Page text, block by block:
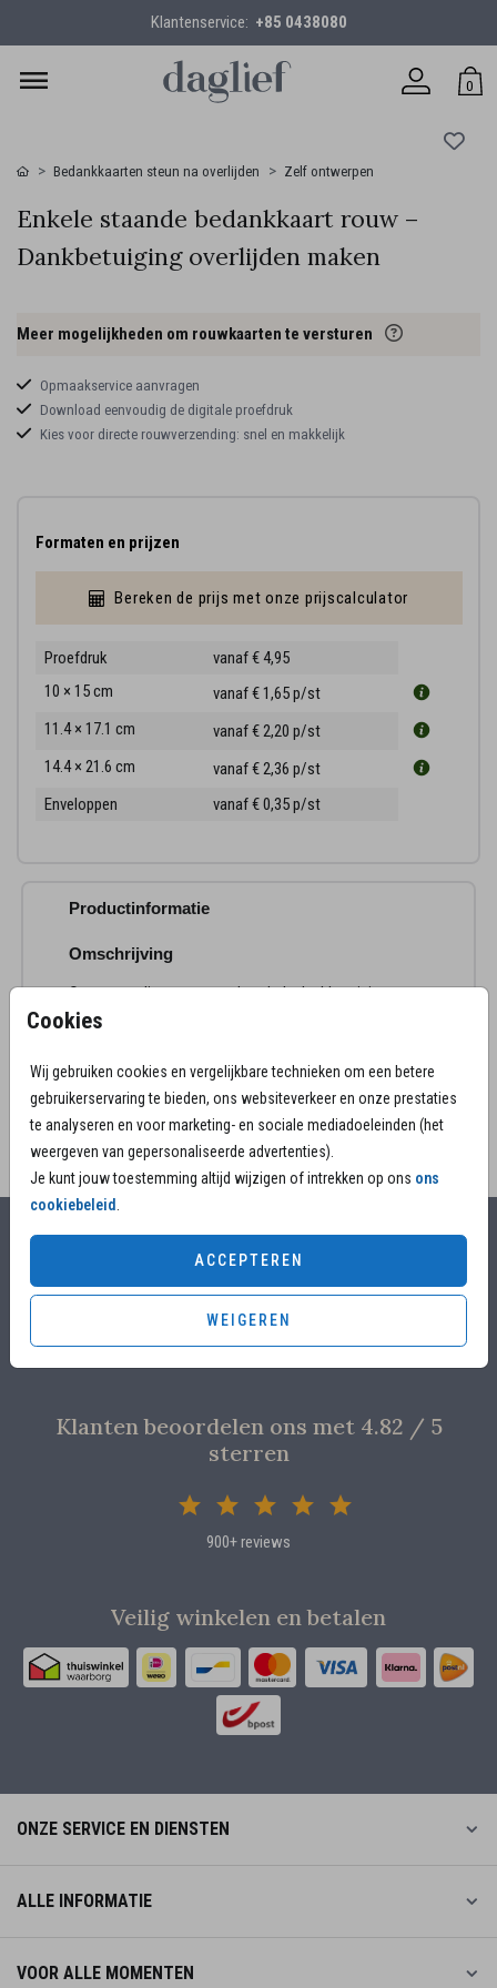
Klantenservice: +85 0438080
0
Cookies
Wij gebruiken cookies en vergelijkbare technieken om een betere
gebruikerservaring te bieden, ons websiteverkeer en onze prestaties
te analyseren en voor marketing- en sociale mediadoeleinden (het
weergeven van gepersonaliseerde advertenties).
Je kunt jouw toestemming altijd wijzigen of intrekken op ons ons
cookiebeleid
ACCEPTEREN
WEIGEREN
Bedankkaarten steun na overlijden Zelf ontwerpen
Enkele staande bedankkaart rouw –
Dankbetuiging overlijden maken
Meer mogelijkheden om rouwkaarten te versturen
Opmaakservice aanvragen
Download eenvoudig de digitale proefdruk
Kies voor directe rouwverzending: snel en makkelijk
Formaten en prijzen
Bereken de prijs met onze prijscalculator
Proefdruk
vanaf € 4,95
10 × 15 cm
vanaf € 1,65p/st
11.4 × 17.1 cm
vanaf € 2,20 p/st
14.4 × 21.6 cm
vanaf € 2,36 p/st
Enveloppen
vanaf € 0,35p/st
Productinformatie
Omschrijving
Ontwerp online een staande enkele dankbetuiging
na overlijden. Een persoonlijke bedankkaart rouw die
Alles voor jouw moment
Overleg met designers van de ontwerpstudio
Proefdruk voor €4,95
Klanten beoordelen ons met 4.82 / 5
sterren
900+ reviews
Veilig winkelen en betalen
ONZE SERVICE EN DIENSTEN
ALLE INFORMATIE
VOOR ALLE MOMENTEN